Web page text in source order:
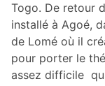
Togo. De retour
installé à Agoé,
de Lomé où il
pour porter le
assez difficile